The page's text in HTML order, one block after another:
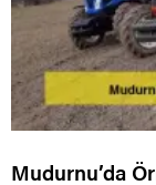
Mudurnu’da